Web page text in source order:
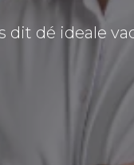
dit dé ideale